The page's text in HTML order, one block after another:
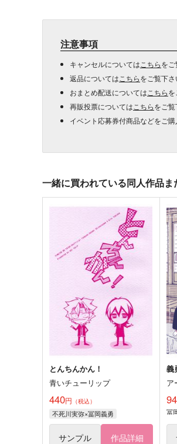
注意事項
キャンセルについては こちらをご
返品については こちらをご覧下さ
おまとめ配送については こちらを
再販投票については こちらをご覧
イベント応募券付商品などをご
一緒に買われている同人作品ま
とんちんかん！
青いチューリップ
440円 （税込）
不死川実弥×冨岡義勇
サンプル 作品詳細
義
ア
冨